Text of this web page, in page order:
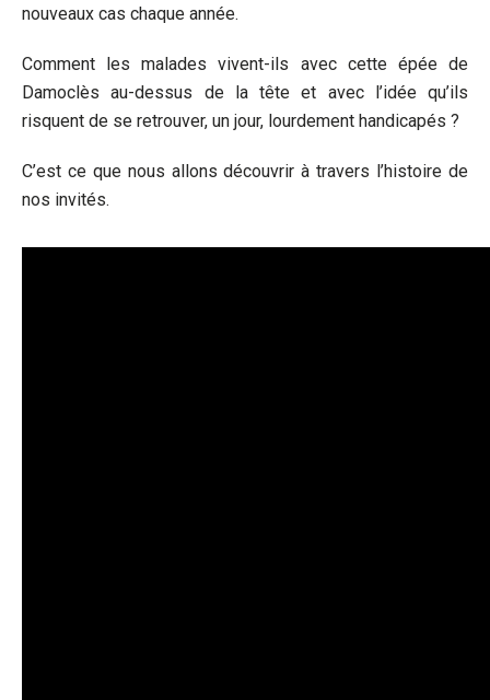
nouveaux cas chaque année.
Comment les malades vivent-ils avec cette épée de
Damoclès au-dessus de la tête et avec l’idée qu’ils
risquent de se retrouver, un jour, lourdement handicapés ?
C’est ce que nous allons découvrir à travers l’histoire de
nos invités.